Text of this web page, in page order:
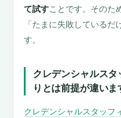
て試すことです。そのた
「たまに失敗しているだ
す。
クレデンシャルス
りとは前提が違いま
クレデンシャルスタッフ